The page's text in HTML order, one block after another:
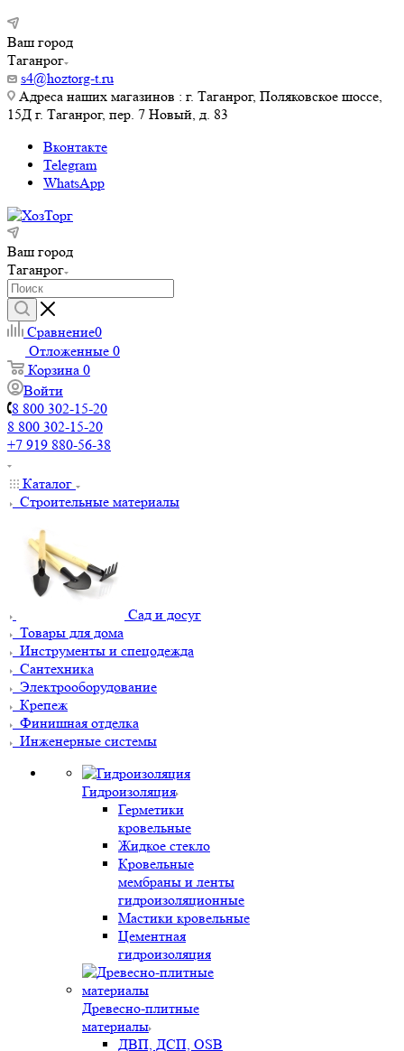
Ваш город
Таганрог
s4@hoztorg-t.ru
Адреса наших магазинов : г. Таганрог, Поляковское шоссе,
15Д г. Таганрог, пер. 7 Новый, д. 83
Вконтакте
Telegram
WhatsApp
Ваш город
Таганрог
Сравнение0
Отложенные 0
Корзина 0
Войти
8 800 302-15-20
8 800 302-15-20
+7 919 880-56-38
Каталог
Строительные материалы
Сад и досуг
Товары для дома
Инструменты и спецодежда
Сантехника
Электрооборудование
Крепеж
Финишная отделка
Инженерные системы
Гидроизоляция
Герметики
кровельные
Жидкое стекло
Кровельные
мембраны и ленты
гидроизоляционные
Мастики кровельные
Цементная
гидроизоляция
Древесно-плитные
материалы
ДВП, ДСП, OSB